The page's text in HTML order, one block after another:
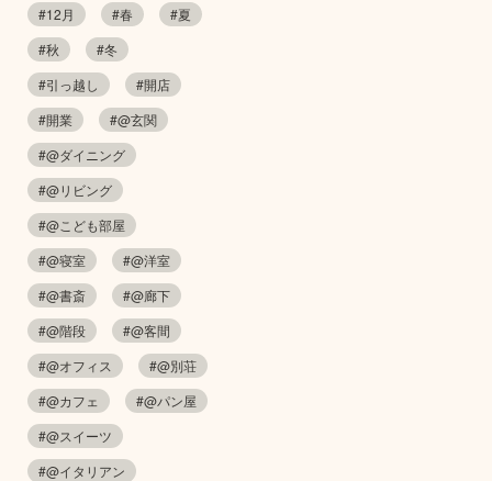
#12月
#春
#夏
#秋
#冬
#引っ越し
#開店
#開業
#@玄関
#@ダイニング
#@リビング
#@こども部屋
#@寝室
#@洋室
#@書斎
#@廊下
#@階段
#@客間
#@オフィス
#@別荘
#@カフェ
#@パン屋
#@スイーツ
#@イタリアン